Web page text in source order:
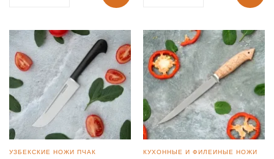
УЗБЕКСКИЕ НОЖИ ПЧАК КУХОННЫЕ И ФИЛЕЙНЫЕ НОЖИ